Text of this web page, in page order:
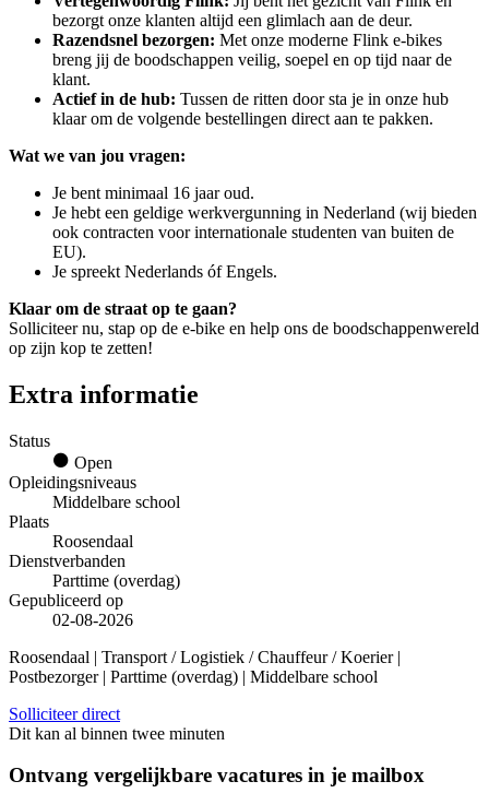
bezorgt onze klanten altijd een glimlach aan de deur.
Razendsnel bezorgen: Met onze moderne Flink e-bikes
breng jij de boodschappen veilig, soepel en op tijd naar de
klant.
Actief in de hub: Tussen de ritten door sta je in onze hub
klaar om de volgende bestellingen direct aan te pakken.
Wat we van jou vragen:
Je bent minimaal 16 jaar oud.
Je hebt een geldige werkvergunning in Nederland (wij bieden
ook contracten voor internationale studenten van buiten de
EU).
Je spreekt Nederlands óf Engels.
Klaar om de straat op te gaan?
Solliciteer nu, stap op de e-bike en help ons de boodschappenwereld
op zijn kop te zetten!
Extra informatie
Status
Open
Opleidingsniveaus
Middelbare school
Plaats
Roosendaal
Dienstverbanden
Parttime (overdag)
Gepubliceerd op
02-08-2026
Roosendaal | Transport / Logistiek / Chauffeur / Koerier |
Postbezorger | Parttime (overdag) | Middelbare school
Solliciteer direct
Dit kan al binnen twee minuten
Ontvang vergelijkbare vacatures in je mailbox